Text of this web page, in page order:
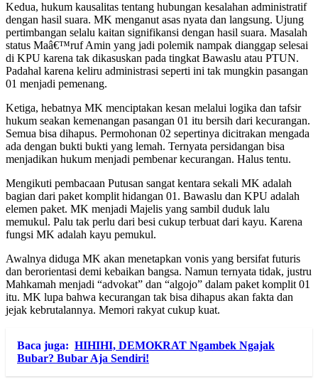
Kedua, hukum kausalitas tentang hubungan kesalahan administratif
dengan hasil suara. MK menganut asas nyata dan langsung. Ujung
pertimbangan selalu kaitan signifikansi dengan hasil suara. Masalah
status Maâ€™ruf Amin yang jadi polemik nampak dianggap selesai
di KPU karena tak dikasuskan pada tingkat Bawaslu atau PTUN.
Padahal karena keliru administrasi seperti ini tak mungkin pasangan
01 menjadi pemenang.
Ketiga, hebatnya MK menciptakan kesan melalui logika dan tafsir
hukum seakan kemenangan pasangan 01 itu bersih dari kecurangan.
Semua bisa dihapus. Permohonan 02 sepertinya dicitrakan mengada
ada dengan bukti bukti yang lemah. Ternyata persidangan bisa
menjadikan hukum menjadi pembenar kecurangan. Halus tentu.
Mengikuti pembacaan Putusan sangat kentara sekali MK adalah
bagian dari paket komplit hidangan 01. Bawaslu dan KPU adalah
elemen paket. MK menjadi Majelis yang sambil duduk lalu
memukul. Palu tak perlu dari besi cukup terbuat dari kayu. Karena
fungsi MK adalah kayu pemukul.
Awalnya diduga MK akan menetapkan vonis yang bersifat futuris
dan berorientasi demi kebaikan bangsa. Namun ternyata tidak, justru
Mahkamah menjadi “advokat” dan “algojo” dalam paket komplit 01
itu. MK lupa bahwa kecurangan tak bisa dihapus akan fakta dan
jejak kebrutalannya. Memori rakyat cukup kuat.
Baca juga: HIHIHI, DEMOKRAT Ngambek Ngajak
Bubar? Bubar Aja Sendiri!